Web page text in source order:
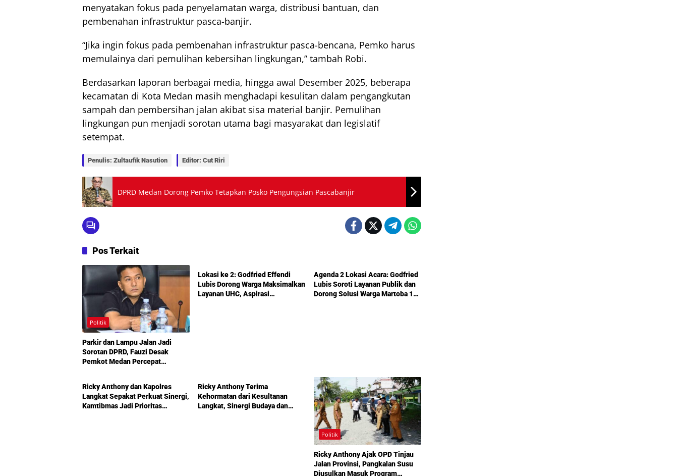
menyatakan fokus pada penyelamatan warga, distribusi bantuan, dan
pembenahan infrastruktur pasca-banjir.
“Jika ingin fokus pada pembenahan infrastruktur pasca-bencana, Pemko harus
memulainya dari pemulihan kebersihan lingkungan,” tambah Robi.
Berdasarkan laporan berbagai media, hingga awal Desember 2025, beberapa
kecamatan di Kota Medan masih menghadapi kesulitan dalam pengangkutan
sampah dan pembersihan jalan akibat sisa material banjir. Pemulihan
lingkungan pun menjadi sorotan utama bagi masyarakat dan legislatif
setempat.
Penulis: Zultaufik Nasution Editor: Cut Riri
DPRD Medan Dorong Pemko Tetapkan Posko Pengungsian Pascabanjir
Pos Terkait
Politik
Parkir dan Lampu Jalan Jadi
Sorotan DPRD, Fauzi Desak
Pemkot Medan Percepat
Lokasi ke 2: Godfried Effendi
Lubis Dorong Warga Maksimalkan
Layanan UHC, Aspirasi
Agenda 2 Lokasi Acara: Godfried
Lubis Soroti Layanan Publik dan
Dorong Solusi Warga Martoba 1
Ricky Anthony dan Kapolres
Langkat Sepakat Perkuat Sinergi,
Kamtibmas Jadi Prioritas
Ricky Anthony Terima
Kehormatan dari Kesultanan
Langkat, Sinergi Budaya dan
Politik
Ricky Anthony Ajak OPD Tinjau
Jalan Provinsi, Pangkalan Susu
Diusulkan Masuk Program